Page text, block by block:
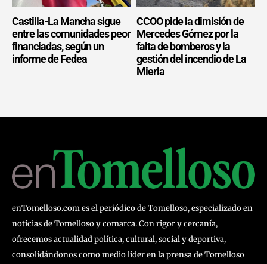
Castilla-La Mancha sigue
entre las comunidades peor
financiadas, según un
informe de Fedea
CCOO pide la dimisión de
Mercedes Gómez por la
falta de bomberos y la
gestión del incendio de La
Mierla
enTomelloso.com es el periódico de Tomelloso, especializado en
noticias de Tomelloso y comarca. Con rigor y cercanía,
ofrecemos actualidad política, cultural, social y deportiva,
consolidándonos como medio líder en la prensa de Tomelloso